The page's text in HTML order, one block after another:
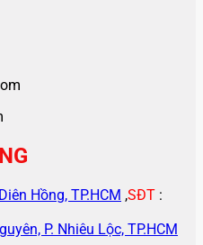
Hồng, TP.HCM ,SĐT :
P. Nhiêu Lộc, TP.HCM